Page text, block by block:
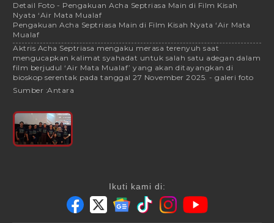
Detail Foto - Pengakuan Acha Septriasa Main di Film Kisah
Nyata ‘Air Mata Mualaf
Pengakuan Acha Septriasa Main di Film Kisah Nyata ‘Air Mata
Mualaf
Aktris Acha Septriasa mengaku merasa terenyuh saat
mengucapkan kalimat syahadat untuk salah satu adegan dalam
film berjudul ‘Air Mata Mualaf’ yang akan ditayangkan di
bioskop serentak pada tanggal 27 November 2025. - galeri foto
Sumber :Antara
Ikuti kami di: